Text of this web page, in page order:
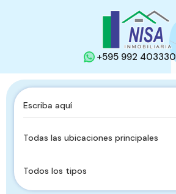
+595 992 403330
Todas las ubicaciones principales
Todos los tipos